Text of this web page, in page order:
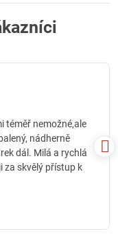
téměř nemožné,ale
nádherně
dál. Milá a rychlá
za skvělý přístup k